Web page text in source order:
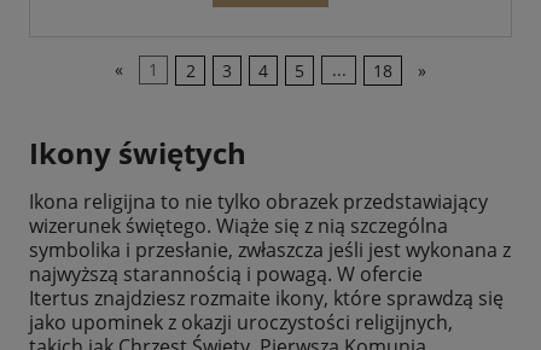
« 1 2 3 4 5 ... 18 »
Ikony świętych
Ikona religijna to nie tylko obrazek przedstawiający
wizerunek świętego. Wiąże się z nią szczególna
symbolika i przesłanie, zwłaszcza jeśli jest wykonana z
najwyższą starannością i powagą. W ofercie
Itertus znajdziesz rozmaite ikony, które sprawdzą się
jako upominek z okazji uroczystości religijnych,